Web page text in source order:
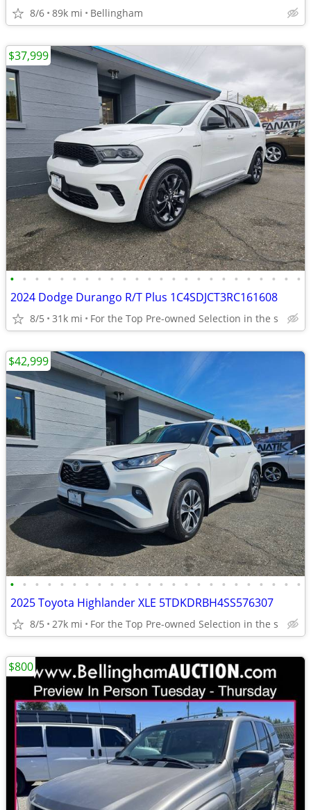
8/6 89k mi Bellingham
• • • • • • • • • • • • • • • • • • • • • • • •
2024 Dodge Durango R/T Plus 1C4SDJCT3RC161608
8/5 31k mi For the Top Pre-owned Selection in the s
$37,999
• • • • • • • • • • • • • • • • • • • • • • • •
2025 Toyota Highlander XLE 5TDKDRBH4SS576307
8/5 27k mi For the Top Pre-owned Selection in the s
$42,999
$800